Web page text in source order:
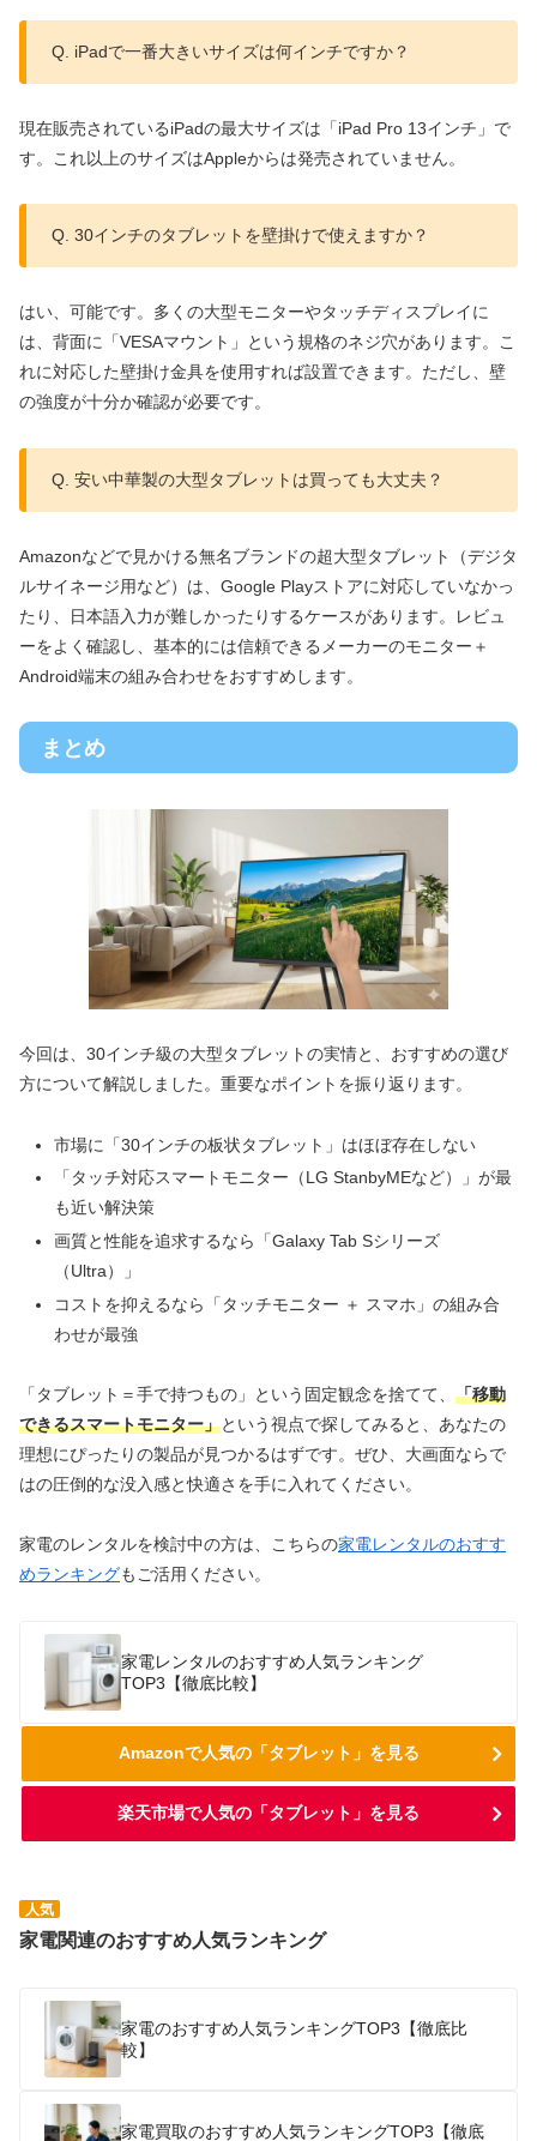
Q. iPadで一番大きいサイズは何インチですか？
現在販売されているiPadの最大サイズは「iPad Pro 13インチ」で
す。これ以上のサイズはAppleからは発売されていません。
Q. 30インチのタブレットを壁掛けで使えますか？
はい、可能です。多くの大型モニターやタッチディスプレイに
は、背面に「VESAマウント」という規格のネジ穴があります。こ
れに対応した壁掛け金具を使用すれば設置できます。ただし、壁
の強度が十分か確認が必要です。
Q. 安い中華製の大型タブレットは買っても大丈夫？
Amazonなどで見かける無名ブランドの超大型タブレット（デジタ
ルサイネージ用など）は、Google Playストアに対応していなかっ
たり、日本語入力が難しかったりするケースがあります。レビュ
ーをよく確認し、基本的には信頼できるメーカーのモニター＋
Android端末の組み合わせをおすすめします。
まとめ
今回は、30インチ級の大型タブレットの実情と、おすすめの選び
方について解説しました。重要なポイントを振り返ります。
市場に「30インチの板状タブレット」はほぼ存在しない
「タッチ対応スマートモニター（LG StanbyMEなど）」が最
も近い解決策
画質と性能を追求するなら「Galaxy Tab Sシリーズ
（Ultra）」
コストを抑えるなら「タッチモニター ＋ スマホ」の組み合
わせが最強
「タブレット＝手で持つもの」という固定観念を捨てて、 「移動
できるスマートモニター」という視点で探してみると、あなたの
理想にぴったりの製品が見つかるはずです。ぜひ、大画面ならで
はの圧倒的な没入感と快適さを手に入れてください。
家電のレンタルを検討中の方は、こちらの家電レンタルのおすす
めランキングもご活用ください。
家電レンタルのおすすめ人気ランキング
TOP3【徹底比較】
Amazonで人気の「タブレット」を見る
楽天市場で人気の「タブレット」を見る
人気
家電関連のおすすめ人気ランキング
家電のおすすめ人気ランキングTOP3【徹底比
較】
家電買取のおすすめ人気ランキングTOP3【徹底